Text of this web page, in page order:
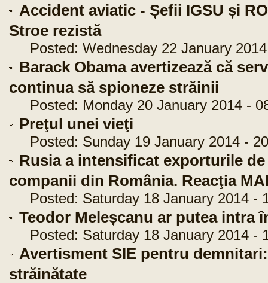
Accident aviatic - Șefii IGSU și
Stroe rezistă
Posted: Wednesday 22 January
Barack Obama avertizează că
continua să spioneze străinii
Posted: Monday 20 January 2014 -
Preţul unei vieţi
Posted: Sunday 19 January 2014 -
Rusia a intensificat exporturile
companii din România. Reacţia
Posted: Saturday 18 January 2014 -
Teodor Meleșcanu ar putea intra
Posted: Saturday 18 January 2014 -
Avertisment SIE pentru
străinătate